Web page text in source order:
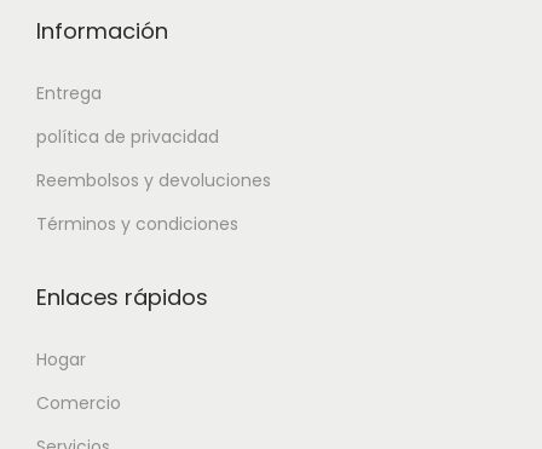
Información
Entrega
política de privacidad
Reembolsos y devoluciones
Términos y condiciones
Enlaces rápidos
Hogar
Comercio